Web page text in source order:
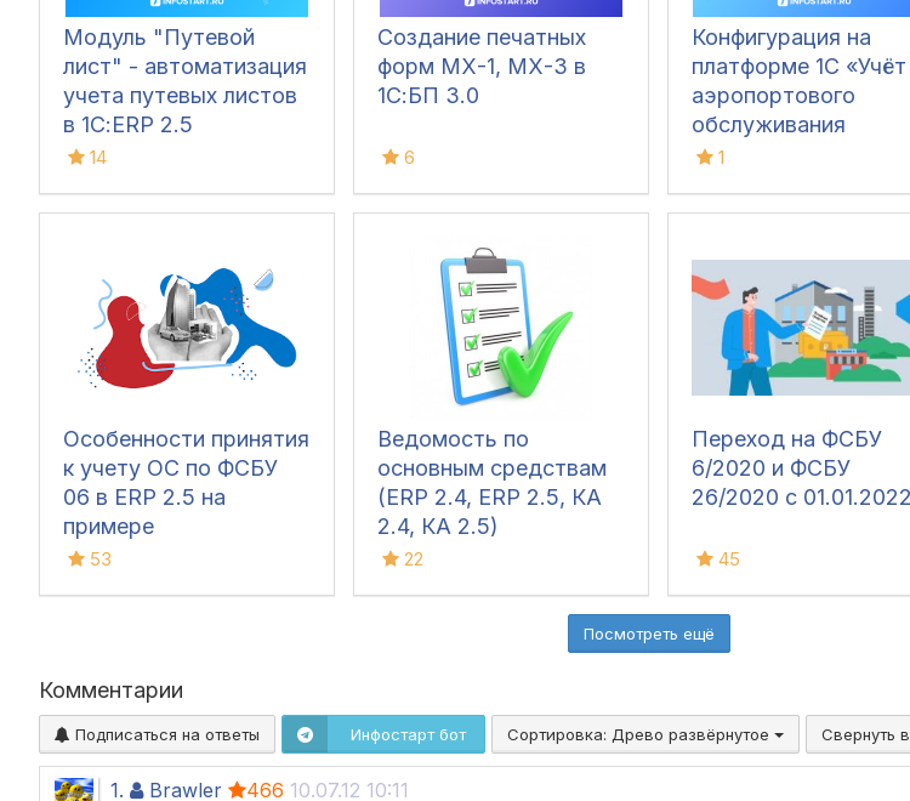
Модуль "Путевой
лист" - автоматизация
учета путевых листов
в 1С:ERP 2.5
14
Создание печатных
форм МХ-1, МХ-3 в
1С:БП 3.0
6
Конфигурация на
платформе 1С «Учёт
аэропортового
обслуживания
воздушных судов
взаиморасчёты)»
1
Особенности принятия
к учету ОС по ФСБУ
06 в ERP 2.5 на
примере
53
Ведомость по
основным средствам
(ERP 2.4, ERP 2.5, КА
2.4, КА 2.5)
22
Переход на ФСБУ
6/2020 и ФСБУ
26/2020 с 01.01.2022
45
Посмотреть ещё
Комментарии
Подписаться на ответы Инфостарт бот Сортировка: Древо развёрнутое Свернуть
1. Brawler 466 10.07.12 10:11